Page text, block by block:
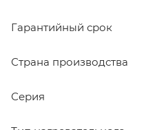
Гарантийный срок
Страна производства
Серия